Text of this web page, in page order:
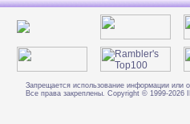
Запрещается использование информации или
Все права закреплены. Copyright © 1999-